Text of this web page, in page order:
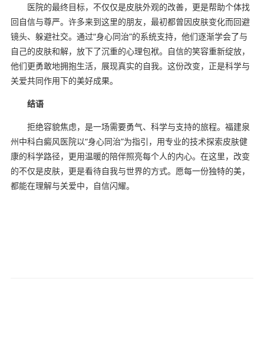
医院的最终目标，不仅仅是皮肤外观的改善，更是帮助个体找
回自信与尊严。许多来到这里的朋友，最初都曾因皮肤变化而回避
镜头、躲避社交。通过“身心同治”的系统支持，他们逐渐学会了与
自己的皮肤和解，放下了沉重的心理包袱。自信的笑容重新绽放，
他们更勇敢地拥抱生活，展现真实的自我。这份改变，正是科学与
关爱共同作用下的美好成果。
结语
拒绝容貌焦虑，是一场需要勇气、科学与支持的旅程。福建泉
州中科白癜风医院以“身心同治”为指引，用专业的技术探索皮肤健
康的科学路径，更用温暖的陪伴照亮每个人的内心。在这里，改变
的不仅是皮肤，更是看待自我与世界的方式。愿每一份独特的美，
都能在理解与关爱中，自信闪耀。